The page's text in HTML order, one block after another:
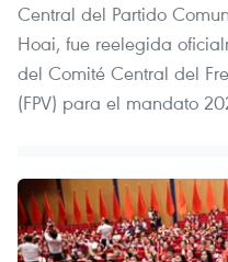
Central del Partido
Hoai, fue reelegida
del Comité Central del
(FPV) para el mandato